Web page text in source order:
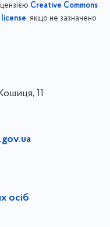
Creative Commons
, якщо не зазначено
11
осіб